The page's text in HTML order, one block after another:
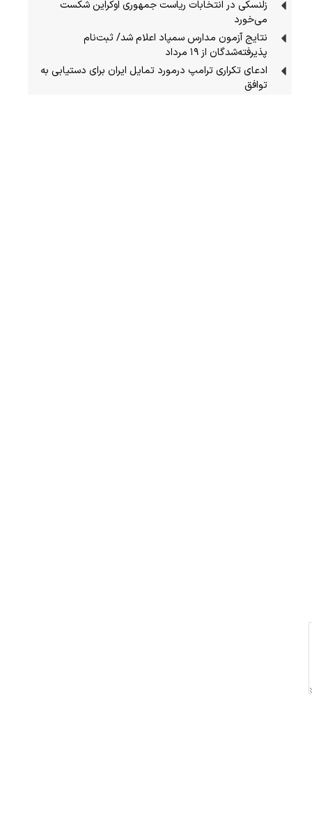
زلنسکی در انتخابات ریاست جمهوری اوکراین شکست
می‌خورد
نتایج آزمون مدارس سمپاد اعلام شد/ ثبت‌نام
پذیرفته‌شدگان از ۱۹ مرداد
ادعای تکراری ترامپ درمورد تمایل ایران برای دستیابی به
توافق